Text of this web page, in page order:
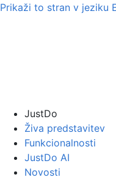
Prikaži to stran v jeziku
JustDo
Živa predstavitev
Funkcionalnosti
JustDo AI
Novosti